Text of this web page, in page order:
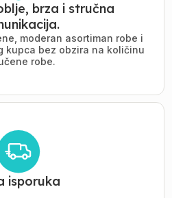
brza i stručna
moderan asortiman robe i
kupca bez obzira na količinu
robe.
isporuka